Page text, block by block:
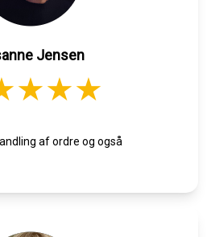
Jensen
af ordre og også